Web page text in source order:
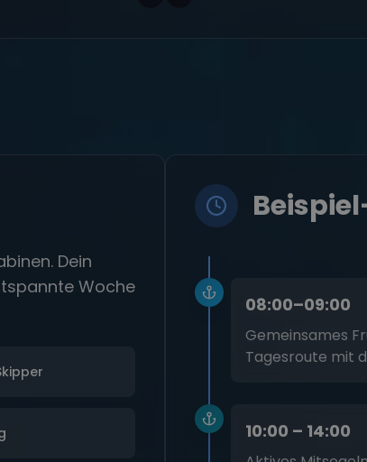
Dein
Woche
08:00–09:00
Gemeinsames
Tagesroute mit
10:00 – 14:00